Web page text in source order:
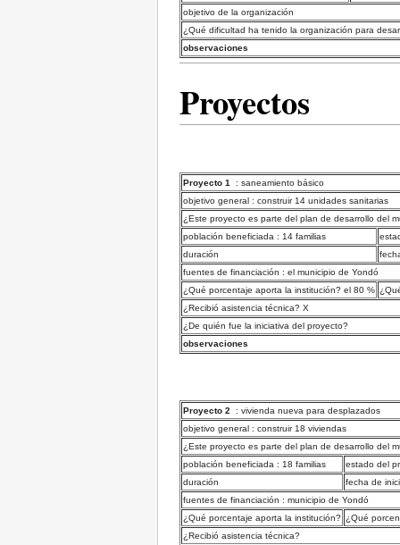
objetivo de la organización
¿Qué dificultad ha tenido la organización para
observaciones
Proyectos
Proyecto 1
: saneamiento básico
objetivo general : construir 14 unidades sanitarias
¿Este proyecto es parte del plan de desarrollo del
población beneficiada : 14 familias
duración
fuentes de financiación : el municipio de Yondó
¿Qué porcentaje aporta la institución? el 80 %
¿Recibió asistencia técnica? X
¿De quién fue la iniciativa del proyecto?
observaciones
Proyecto 2
: vivienda nueva para desplazados
objetivo general : construir 18 viviendas
¿Este proyecto es parte del plan de desarrollo del
población beneficiada : 18 familias
estado del
duración
fecha de
fuentes de financiación : municipio de Yondó
¿Qué porcentaje aporta la institución? ¿Qué
¿Recibió asistencia técnica?